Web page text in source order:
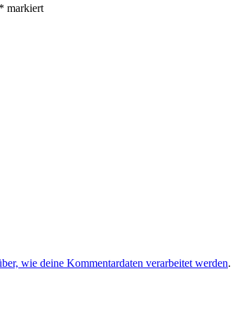
* markiert
wie deine Kommentardaten verarbeitet werden.